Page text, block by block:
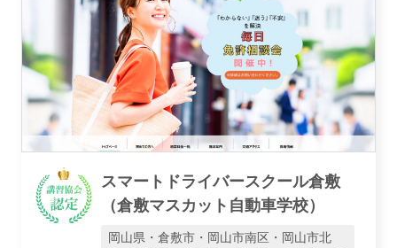
スマートドライバースクール倉敷
（倉敷マスカット自動車学校）
岡山県・倉敷市・岡山市南区・岡山市北